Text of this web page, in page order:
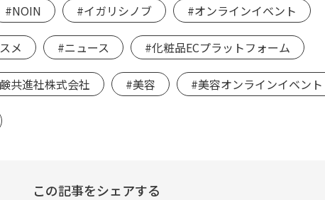
#NOIN #イガリシノブ #オンラインイベント
メ #ニュース #化粧品ECプラットフォーム
共進社株式会社 #美容 #美容オンラインイベント
この記事をシェアする